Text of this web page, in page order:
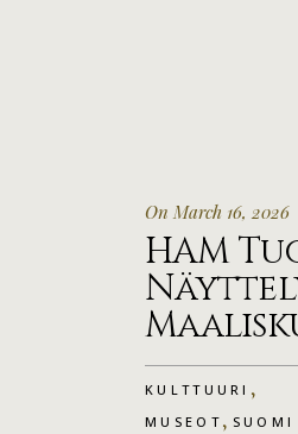
On March 16, 2026
HAM
KULTTUURI ,
MUSEOT , SUOMI